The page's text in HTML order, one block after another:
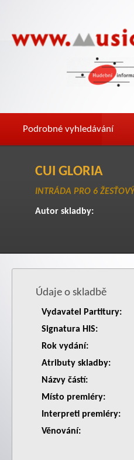
Podrobné vyhledávání
CUI GLORIA
INTRÁDA PRO 6
Autor skladby:
Údaje o skladbě
Vydavatel Partitury:
Signatura HIS:
Rok vydání:
Atributy skladby:
Názvy částí:
Místo premiéry:
Interpreti premiéry:
Věnování: